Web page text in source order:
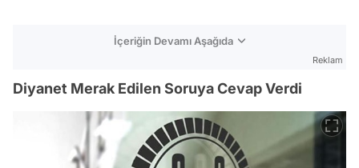
İçeriğin Devamı Aşağıda
Reklam
Diyanet Merak Edilen Soruya Cevap Verdi